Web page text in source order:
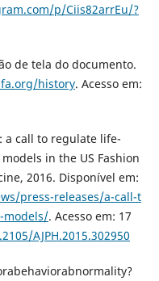
p/Ciis82arrEu/?
de tela do documento.
history. Acesso em:
a call to regulate life-
in the US Fashion
2016. Disponível em:
press-releases/a-call-t
models/. Acesso em: 17
AJPH.2015.302950